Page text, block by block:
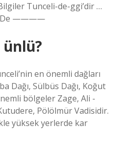
Tunceli-de-ggi’dir …
De ————
en önemli dağları
Dağı, Sülbüs Dağı, Koğut
bölgeler Zage, Ali -
Pölölmür Vadisidir.
yüksek yerlerde kar